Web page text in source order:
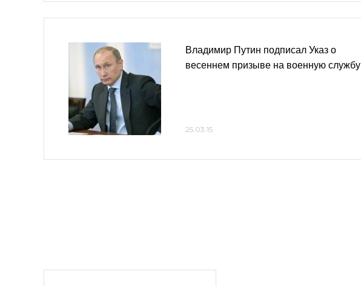
Владимир Путин подписал Указ о
весеннем призыве на военную службу
25.03.15